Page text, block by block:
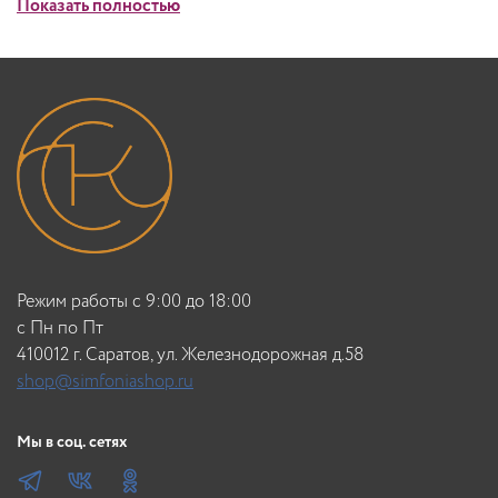
Время действия 30 минут.
Показать полностью
Режим работы с 9:00 до 18:00
c Пн по Пт
410012 г. Саратов, ул. Железнодорожная д.58
shop@simfoniashop.ru
Мы в соц. сетях